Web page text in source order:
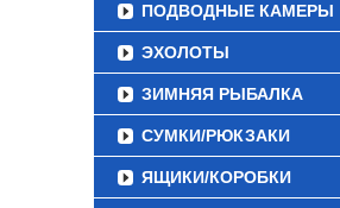
ПОДВОДНЫЕ КАМЕРЫ
ЭХОЛОТЫ
ЗИМНЯЯ РЫБАЛКА
СУМКИ/РЮКЗАКИ
ЯЩИКИ/КОРОБКИ